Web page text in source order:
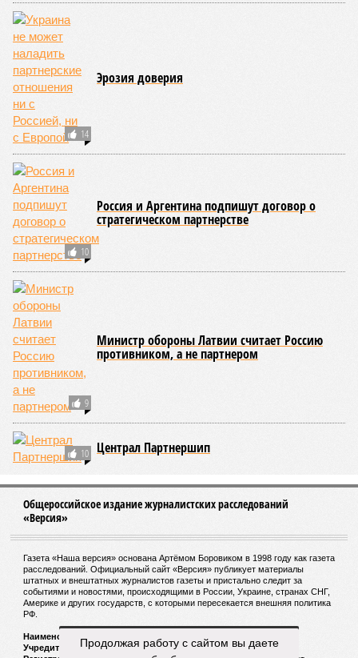
14
Эрозия доверия
10
Россия и Аргентина подпишут договор о
стратегическом партнерстве
9
Министр обороны Латвии считает Россию
противником, а не партнером
10 Централ Партнершип
Общероссийское издание журналистских расследований
«Версия»
Газета «Наша версия» основана Артёмом Боровиком в 1998 году как газета
расследований. Официальный сайт «Версия» публикует материалы
штатных и внештатных журналистов газеты и пристально следит за
событиями и новостями, происходящими в России, Украине, странах СНГ,
Америке и других государств, с которыми пересекается внешняя политика
РФ.
Наименование:
Учредитель:
ООО «Версия»,Главный редактор:Горевой Р. Г.
Продолжая работу с сайтом вы даете